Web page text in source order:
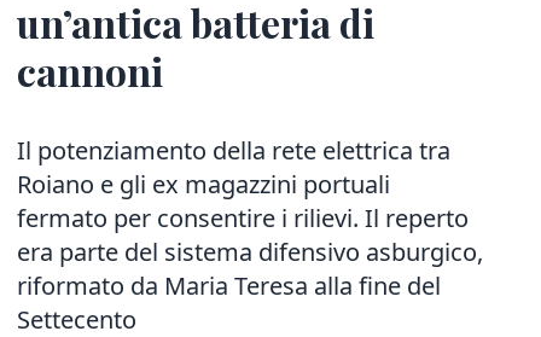
un’antica batteria di
cannoni
Il potenziamento della rete elettrica tra
Roiano e gli ex magazzini portuali
fermato per consentire i rilievi. Il reperto
era parte del sistema difensivo asburgico,
riformato da Maria Teresa alla fine del
Settecento